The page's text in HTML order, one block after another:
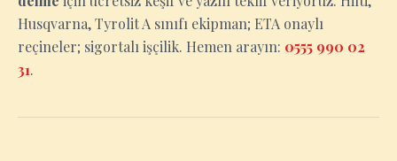
Husqvarna, Tyrolit A sınıfı ekipman; ETA onaylı
reçineler; sigortalı işçilik. Hemen arayın: 0555 990 02
31.